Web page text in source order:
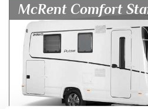
McRent Comfort